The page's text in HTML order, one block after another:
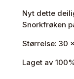
30x50cm
Snorkfrøken
antall
Nyt dette
Snorkfrøken
Størrelse: 30
Laget av